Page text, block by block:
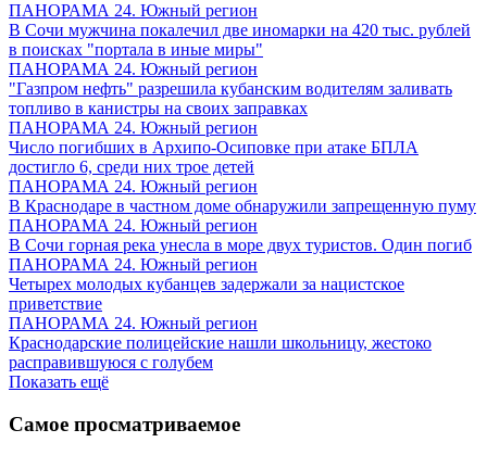
ПАНОРАМА 24. Южный регион
В Сочи мужчина покалечил две иномарки на 420 тыс. рублей
в поисках "портала в иные миры"
ПАНОРАМА 24. Южный регион
"Газпром нефть" разрешила кубанским водителям заливать
топливо в канистры на своих заправках
ПАНОРАМА 24. Южный регион
Число погибших в Архипо-Осиповке при атаке БПЛА
достигло 6, среди них трое детей
ПАНОРАМА 24. Южный регион
В Краснодаре в частном доме обнаружили запрещенную пуму
ПАНОРАМА 24. Южный регион
В Сочи горная река унесла в море двух туристов. Один погиб
ПАНОРАМА 24. Южный регион
Четырех молодых кубанцев задержали за нацистское
приветствие
ПАНОРАМА 24. Южный регион
Краснодарские полицейские нашли школьницу, жестоко
расправившуюся с голубем
Показать ещё
Самое просматриваемое